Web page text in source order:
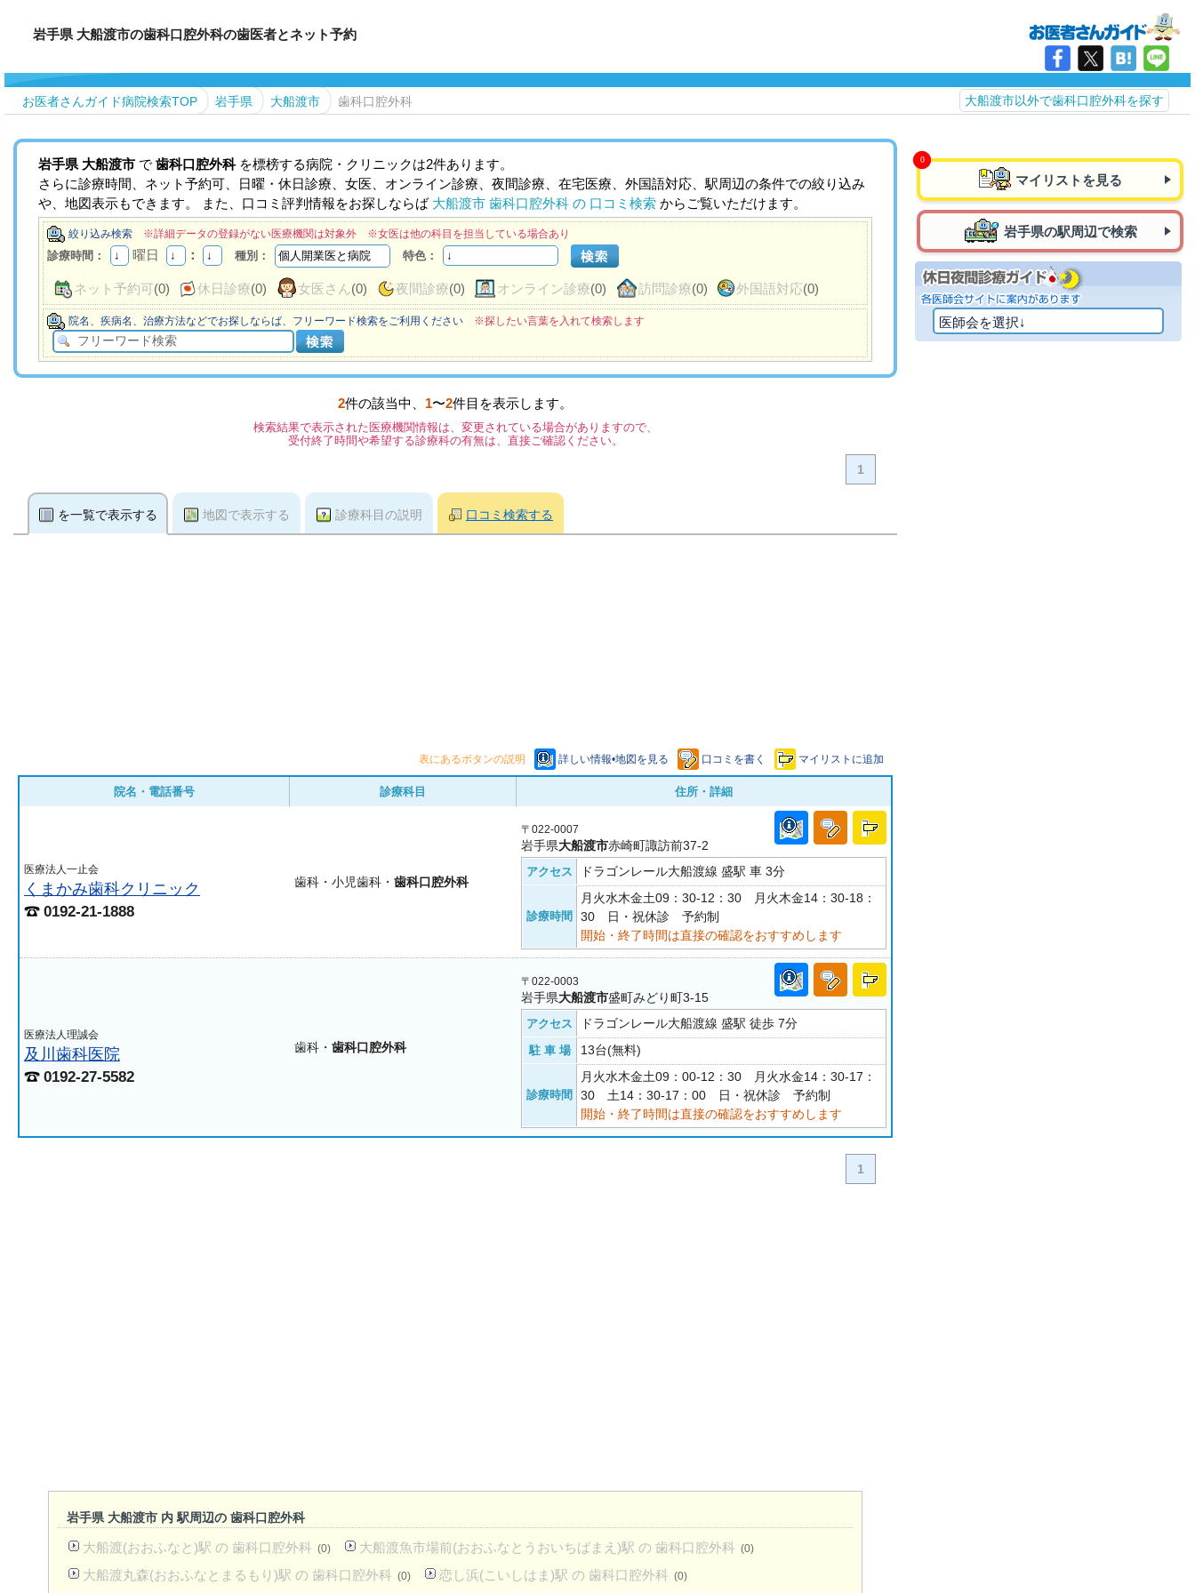
岩手県 大船渡市の歯科口腔外科の歯医者とネット予約
お医者さんガイド病院検索TOP 岩手県 大船渡市 歯科口腔外科 大船渡市以外で歯科口腔外科を探す
岩手県 大船渡市 で 歯科口腔外科を標榜する病院・クリニックは2件あります。
さらに診療時間、ネット予約可、日曜・休日診療、女医、オンライン診療、夜間診療、在宅医療、外国語対応、駅周辺の条件での絞り込み
や、地図表示もできます。 また、口コミ評判情報をお探しならば 大船渡市 歯科口腔外科 の 口コミ検索 からご覧いただけます。
絞り込み検索 ※詳細データの登録がない医療機関は対象外 ※女医は他の科目を担当している場合あり
診療時間： 曜日 ： 種別： 特色：
ネット予約可(0) 休日診療(0) 女医さん(0) 夜間診療(0) オンライン診療(0) 訪問診療(0) 外国語対応(0)
院名、疾病名、治療方法などでお探しならば、フリーワード検索をご利用ください ※探したい言葉を入れて検索します
2件の該当中、 1〜2件目を表示します。
検索結果で表示された医療機関情報は、変更されている場合がありますので、
受付終了時間や希望する診療科の有無は、直接ご確認ください。
1
を一覧で表示する 地図で表示する 診療科目の説明 口コミ検索する
表にあるボタンの説明 詳しい情報•地図を見る 口コミを書く マイリストに追加
院名・電話番号 診療科目 住所・詳細
医療法人一止会
くまかみ歯科クリニック
0192-21-1888
歯科・小児歯科・ 歯科口腔外科
〒022-0007
岩手県大船渡市赤崎町諏訪前37-2
アクセス ドラゴンレール大船渡線 盛駅 車 3分
診療時間
月火水木金土09：30-12：30 月火木金14：30-18：
30 日・祝休診 予約制
開始・終了時間は直接の確認をおすすめします
医療法人理誠会
及川歯科医院
0192-27-5582
歯科・ 歯科口腔外科
〒022-0003
岩手県大船渡市盛町みどり町3-15
アクセス ドラゴンレール大船渡線 盛駅 徒歩 7分
駐 車 場 13台(無料)
診療時間
月火水木金土09：00-12：30 月火水金14：30-17：
30 土14：30-17：00 日・祝休診 予約制
開始・終了時間は直接の確認をおすすめします
1
岩手県 大船渡市 内 駅周辺の 歯科口腔外科
大船渡(おおふなと)駅 の 歯科口腔外科 (0) 大船渡魚市場前(おおふなとうおいちばまえ)駅 の 歯科口腔外科 (0)
大船渡丸森(おおふなとまるもり)駅 の 歯科口腔外科 (0) 恋し浜(こいしはま)駅 の 歯科口腔外科 (0)
マイリストを見る
岩手県の駅周辺で検索